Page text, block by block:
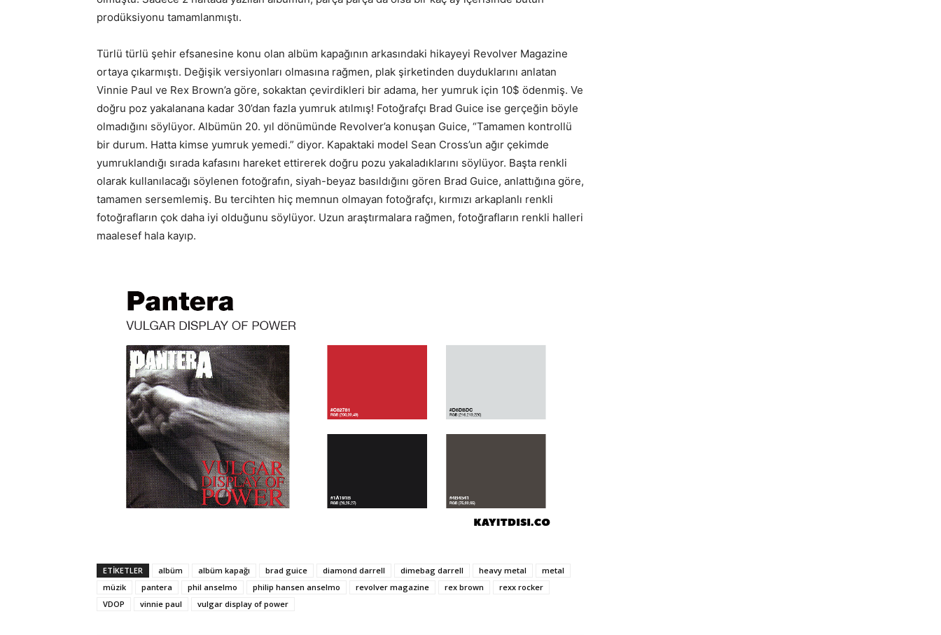
prodüksiyonu tamamlanmıştı.
Türlü türlü şehir efsanesine konu olan albüm kapağının arkasındaki hikayeyi Revolver Magazine
ortaya çıkarmıştı. Değişik versiyonları olmasına rağmen, plak şirketinden duyduklarını anlatan
Vinnie Paul ve Rex Brown’a göre, sokaktan çevirdikleri bir adama, her yumruk için 10$ ödenmiş. Ve
doğru poz yakalanana kadar 30’dan fazla yumruk atılmış! Fotoğrafçı Brad Guice ise gerçeğin böyle
olmadığını söylüyor. Albümün 20. yıl dönümünde Revolver’a konuşan Guice, “Tamamen kontrollü
bir durum. Hatta kimse yumruk yemedi.” diyor. Kapaktaki model Sean Cross’un ağır çekimde
yumruklandığı sırada kafasını hareket ettirerek doğru pozu yakaladıklarını söylüyor. Başta renkli
olarak kullanılacağı söylenen fotoğrafın, siyah-beyaz basıldığını gören Brad Guice, anlattığına göre,
tamamen sersemlemiş. Bu tercihten hiç memnun olmayan fotoğrafçı, kırmızı arkaplanlı renkli
fotoğrafların çok daha iyi olduğunu söylüyor. Uzun araştırmalara rağmen, fotoğrafların renkli halleri
maalesef hala kayıp.
ETIKETLER albüm albüm kapağı brad guice diamond darrell dimebag darrell heavy metal
metal
müzik
pantera phil anselmo philip hansen anselmo revolver magazine rex brown
rexx rocker
VDOP
vinnie paul vulgar display of power